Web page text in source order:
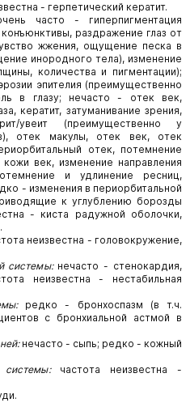
- герпетический кератит.
часто - гиперпигментация
раздражение глаз от
жжения, ощущение песка в
инородного тела), изменение
количества и пигментации);
эпителия (преимущественно
в глазу; нечасто - отек век,
кератит, затуманивание зрения,
увеит (преимущественно у
отек макулы, отек век, отек
отек, потемнение
век, изменение направления
и удлинение ресниц,
- изменения в периорбитальной
к углублению борозды
- киста радужной оболочки,
неизвестна - головокружение,
системы:нечасто - стенокардия,
неизвестна - нестабильная
редко - бронхоспазм (в т.ч.
с бронхиальной астмой в
нечасто - сыпь; редко - кожный
частота неизвестна -